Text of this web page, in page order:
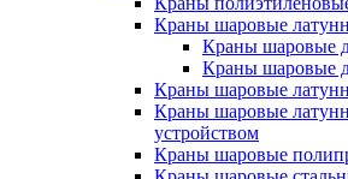
Краны шаровые
Краны шаровые
Краны шаровые
Краны шаровые
Краны шаровые
устройством
Краны шаровые